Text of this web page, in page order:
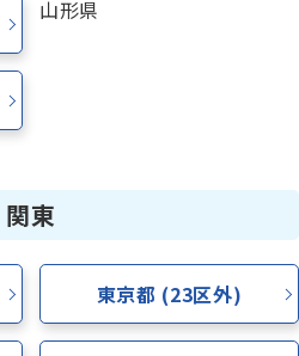
ご相談はこちら
山形県
関東
東京都 (23区外)